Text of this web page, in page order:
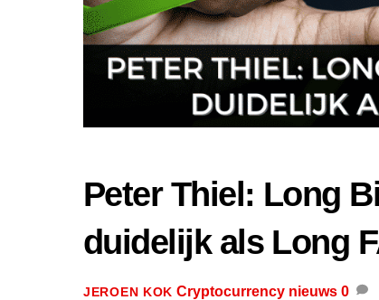
Peter Thiel: Long
duidelijk als Long
JEROEN KOK Cryptocurrency nieuws 0